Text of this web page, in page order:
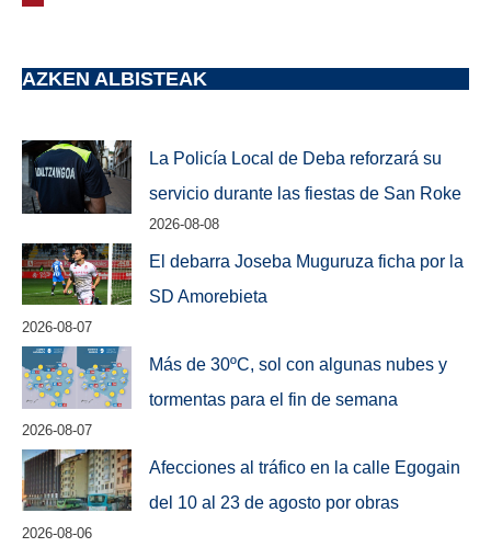
AZKEN ALBISTEAK
La Policía Local de Deba reforzará su
servicio durante las fiestas de San Roke
2026-08-08
El debarra Joseba Muguruza ficha por la
SD Amorebieta
2026-08-07
Más de 30ºC, sol con algunas nubes y
tormentas para el fin de semana
2026-08-07
Afecciones al tráfico en la calle Egogain
del 10 al 23 de agosto por obras
2026-08-06